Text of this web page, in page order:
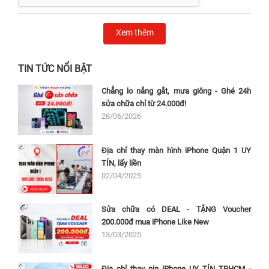
Nguyên nhân dẫn đến hỏng pin laptop Dell
Vostro 5581?
Pin laptop Dell Vostro 5581 xuống cấp gây rất nhiều
cản trở cho người dùng khi phải luôn tìm kiếm ổ sạc để
có thể vừa cắm sạc vừa sử dụng. Vậy đâu là nguyên
nhân dẫn đến hỏng và cần thay pin laptop Dell Vostro
5581 mới là gì?
Xem thêm
TIN TỨC NỔI BẬT
Chẳng lo nắng gắt, mưa giông - Ghé 24h
sửa chữa chỉ từ 24.000đ!
28/06/2026
Địa chỉ thay màn hình iPhone Quận 1 UY
TÍN, lấy liền
02/04/2025
Sửa chữa có DEAL - TẶNG Voucher
200.000đ mua iPhone Like New
13/03/2025